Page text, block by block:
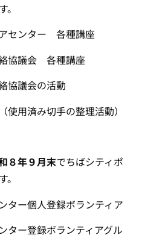
センター 各種講座
協議会 各種講座
協議会の活動
使用済み切手の整理活動）
８年９月末でちばシティポ
ター個人登録ボランティア
ター登録ボランティアグル